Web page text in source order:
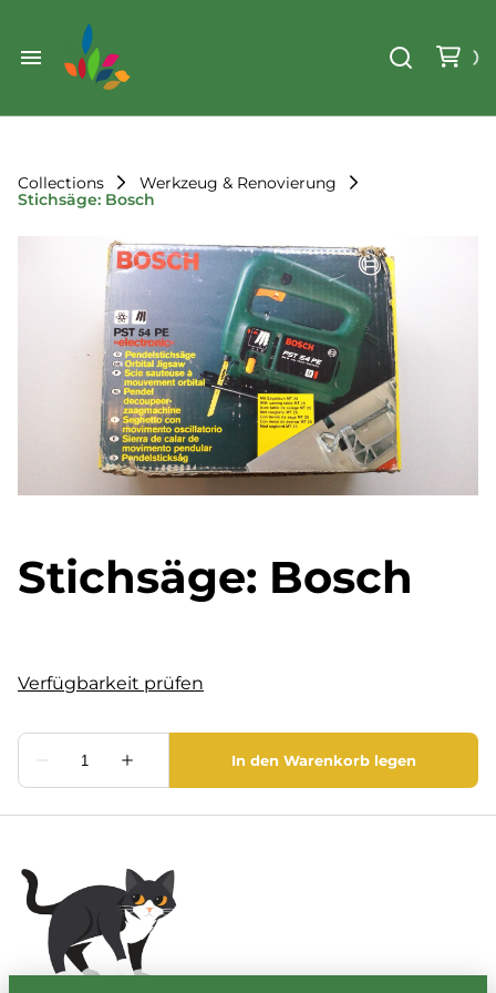
Start
Sortiment
Weihnachten
Werkzeug & Renovierung
Der Verein
Leihregeln
Der Verein
Standorte
Unser Team
Unsere Ziele
Kontakt
Collections
Werkzeug & Renovierung
Stichsäge: Bosch
Stichsäge: Bosch